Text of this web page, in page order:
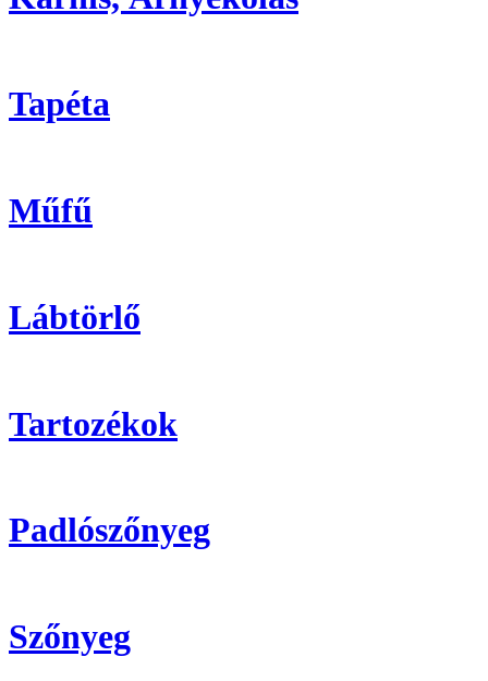
Tapéta
Műfű
Lábtörlő
Tartozékok
Padlószőnyeg
Szőnyeg